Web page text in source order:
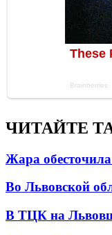
ЧИТАЙТЕ
Жара
Во Львовской
В ТЦК на